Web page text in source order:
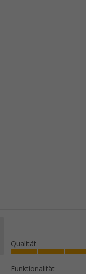
Qualität
Funktionalität